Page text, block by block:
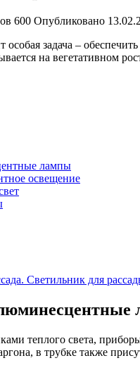
600 Опубликовано
особая задача –
на вегетативном
лампы
освещение
Светильник для
теплого света,
в трубке также